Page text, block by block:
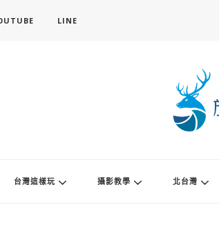
LINE
台灣這樣玩 攝影教學 北台灣